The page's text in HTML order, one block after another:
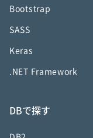
Bootstrap
SASS
Keras
.NET Framework
DBで探す